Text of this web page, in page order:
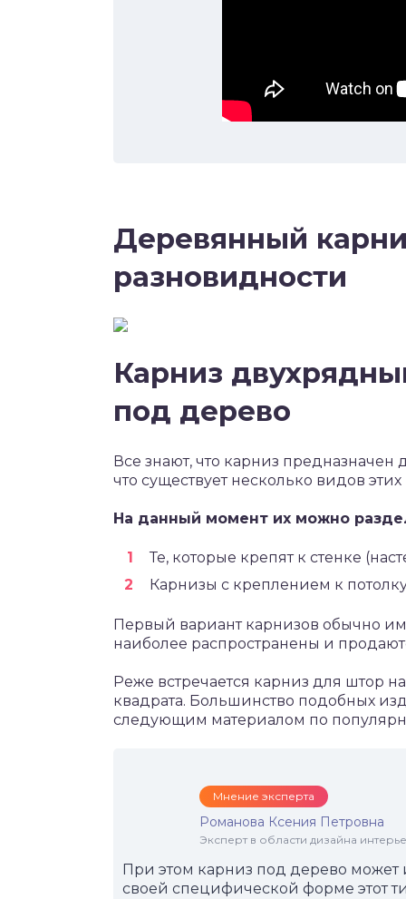
Деревянный
разновидности
Карниз
под дерево
Все знают, что карниз
что существует несколько видов
На данный момент их можно
Те, которые крепят к стенке
Карнизы с креплением к
Первый вариант карнизов обычно
наиболее распространены и
Реже встречается карниз для штор
квадрата. Большинство подобных
следующим материалом по
Мнение эксперта
Романова Ксения Петровна
Эксперт в области дизайна
При этом карниз под дерево может
своей специфической форме этот